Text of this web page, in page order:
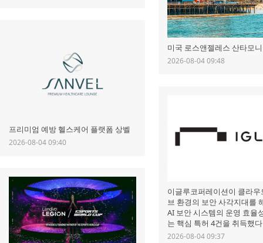
미국 로스앤젤레스 산타모
2026-08-04 09:48
프리미엄 예방 헬스케어 플랫폼 상벨
2026-08-04 09:40
이글루코퍼레이션이 클라
브 환경의 보안 사각지대를
AI 보안 시스템의 운영 효율
는 핵심 특허 4건을 취득했다
2026-08-04 09:37